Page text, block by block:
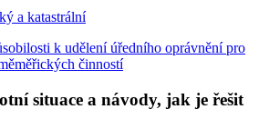
a katastrální
k udělení úředního oprávnění pro
činností
situace a návody, jak je řešit